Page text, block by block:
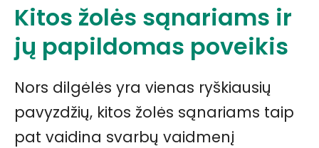
Kitos žolės sąnariams ir
jų papildomas poveikis
Nors dilgėlės yra vienas ryškiausių
pavyzdžių, kitos žolės sąnariams taip
pat vaidina svarbų vaidmenį